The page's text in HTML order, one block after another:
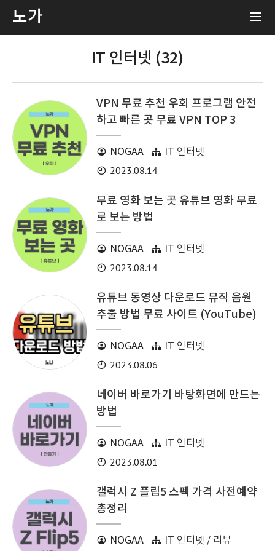
노가
IT 인터넷 (32)
VPN 무료 추천 우회 프로그램 안전
하고 빠른 곳 무료 VPN TOP 3
NOGAA IT 인터넷
2023.08.14
무료 영화 보는 곳 유튜브 영화 무료
로 보는 방법
NOGAA IT 인터넷
2023.08.14
유튜브 동영상 다운로드 뮤직 음원
추출 방법 무료 사이트 (YouTube)
NOGAA IT 인터넷
2023.08.06
네이버 바로가기 바탕화면에 만드는
방법
NOGAA IT 인터넷
2023.08.01
갤럭시 Z 플립5 스펙 가격 사전예약
총정리
NOGAA IT 인터넷 / 리뷰